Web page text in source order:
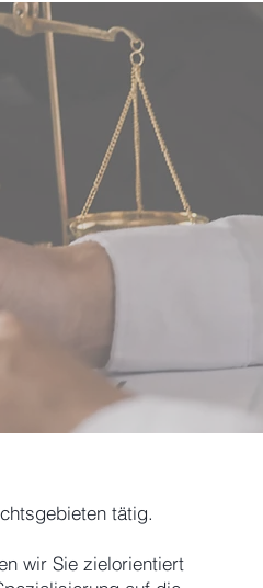
tätig.
wir Sie zielorientiert